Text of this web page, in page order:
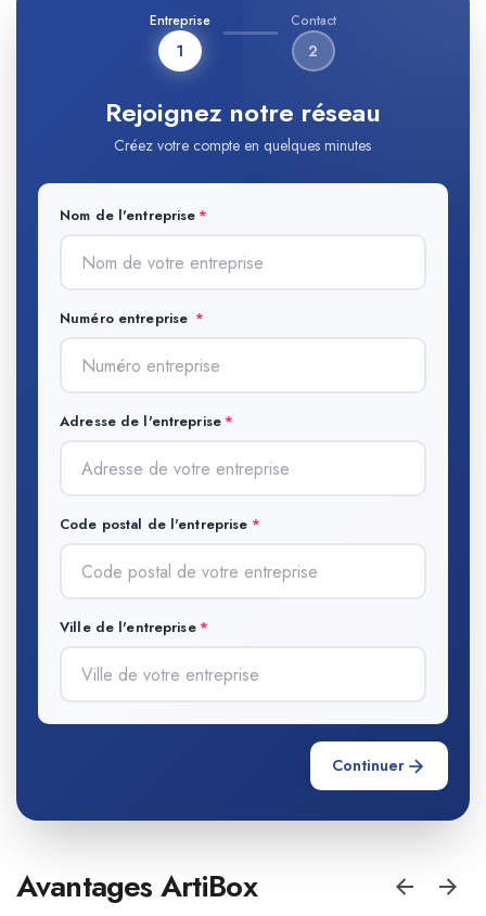
Entreprise
1
Contact
2
Rejoignez notre réseau
Créez votre compte en quelques minutes
Nom de l'entreprise
Numéro entreprise
Adresse de l'entreprise
Code postal de l'entreprise
Ville de l'entreprise
Continuer
Avantages ArtiBox